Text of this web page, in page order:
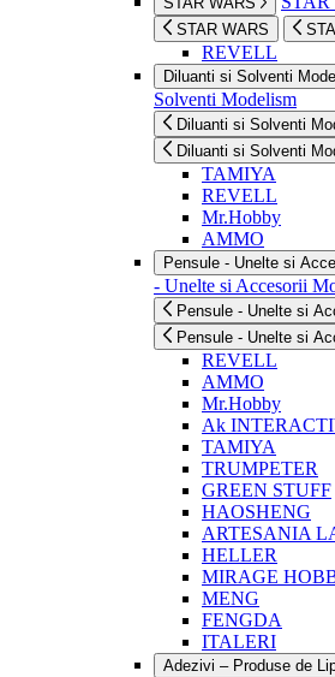
STAR WARS
REVELL
Diluanti si Solventi
Solventi Modelism
Diluanti si Solventi
Diluanti si Solventi
TAMIYA
REVELL
Mr.Hobby
AMMO
Pensule - Unelte si
- Unelte si Accesorii
Pensule - Unelte si
Pensule - Unelte si
REVELL
AMMO
Mr.Hobby
Ak
TAMIYA
TRUMPETER
GREEN STUFF
HAOSHENG
ARTESANIA
HELLER
MIRAGE
MENG
FENGDA
ITALERI
Adezivi – Produse de